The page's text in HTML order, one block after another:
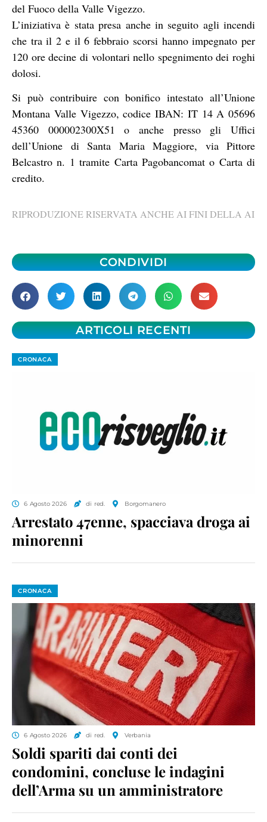
del Fuoco della Valle Vigezzo.
L’iniziativa è stata presa anche in seguito agli incendi
che tra il 2 e il 6 febbraio scorsi hanno impegnato per
120 ore decine di volontari nello spegnimento dei roghi
dolosi.
Si può contribuire con bonifico intestato all’Unione
Montana Valle Vigezzo, codice IBAN: IT 14 A 05696
45360 000002300X51 o anche presso gli Uffici
dell’Unione di Santa Maria Maggiore, via Pittore
Belcastro n. 1 tramite Carta Pagobancomat o Carta di
credito.
RIPRODUZIONE RISERVATA ANCHE AI FINI DELLA AI
CONDIVIDI
ARTICOLI RECENTI
CRONACA
6 Agosto 2026 di red. Borgomanero
Arrestato 47enne, spacciava droga ai
minorenni
CRONACA
6 Agosto 2026 di red. Verbania
Soldi spariti dai conti dei
condomini, concluse le indagini
dell’Arma su un amministratore